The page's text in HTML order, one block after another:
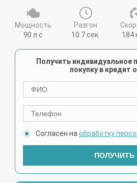
Мощность
90 л.с
Разгон
10.7 сек.
184
Получить индивидуальное
покупку в кредит
Согласен на обработку
ПОЛУЧИТЬ